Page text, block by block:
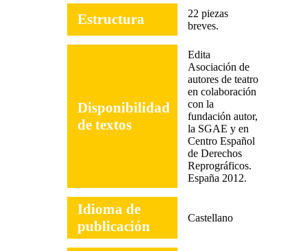
Estructura
22 piezas
breves.
Disponibilidad
de textos
Edita
Asociación de
autores de teatro
en colaboración
con la
fundación autor,
la SGAE y en
Centro Español
de Derechos
Reprográficos.
España 2012.
Idioma de
publicación
Castellano